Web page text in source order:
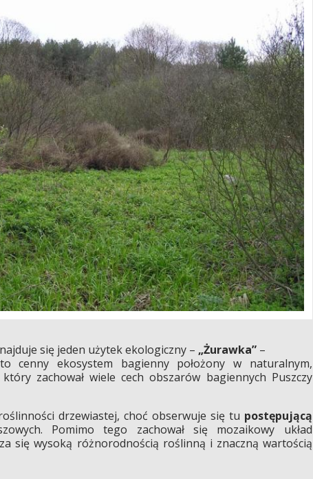
się jeden użytek ekologiczny – „Żurawka” –
cenny ekosystem bagienny położony w naturalnym,
zachował wiele cech obszarów bagiennych Puszczy
drzewiastej, choć obserwuje się tu postępującą
Pomimo tego zachował się mozaikowy układ
się wysoką różnorodnością roślinną i znaczną wartością